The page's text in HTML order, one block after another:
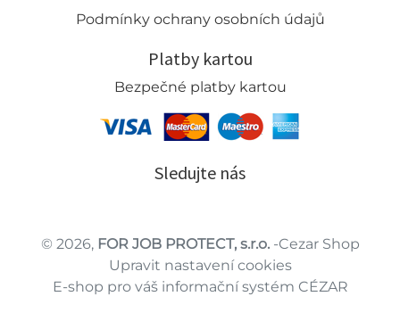
Podmínky ochrany osobních údajů
Platby kartou
Bezpečné platby kartou
Sledujte nás
© 2026, FOR JOB PROTECT, s.r.o.-Cezar Shop
Upravit nastavení cookies
E-shop pro váš informační systém CÉZAR